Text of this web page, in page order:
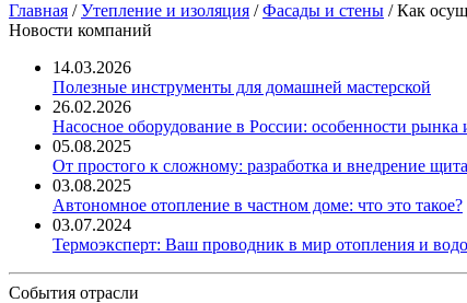
Главная /Утепление и изоляция /Фасады и стены /Как
Новости компаний
14.03.2026
Полезные инструменты для домашней мастерской
26.02.2026
Насосное оборудование в России: особенности
05.08.2025
От простого к сложному: разработка и внедрение
03.08.2025
Автономное отопление в частном доме: что это такое?
03.07.2024
Термоэксперт: Ваш проводник в мир отопления и
События отрасли